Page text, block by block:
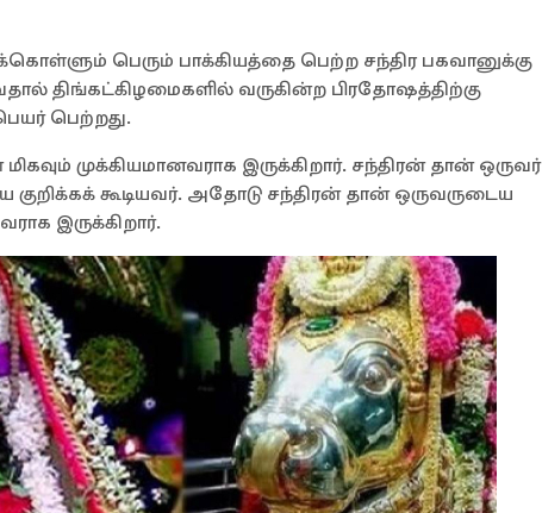
பெரும் பாக்கியத்தை பெற்ற சந்திர பகவானுக்கு
திங்கட்கிழமைகளில் வருகின்ற பிரதோஷத்திற்கு
பெற்றது.
முக்கியமானவராக இருக்கிறார். சந்திரன் தான் ஒருவர்
கூடியவர். அதோடு சந்திரன் தான் ஒருவருடைய
இருக்கிறார்.